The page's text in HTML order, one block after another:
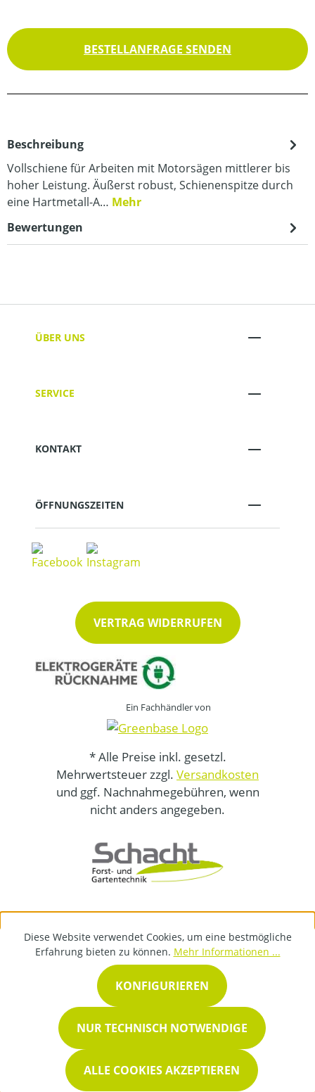
BESTELLANFRAGE SENDEN
Beschreibung
Vollschiene für Arbeiten mit Motorsägen mittlerer bis
hoher Leistung. Äußerst robust, Schienenspitze durch
eine Hartmetall-A… Mehr
Bewertungen
ÜBER UNS
SERVICE
KONTAKT
ÖFFNUNGSZEITEN
VERTRAG WIDERRUFEN
Ein Fachhändler von
* Alle Preise inkl. gesetzl.
Mehrwertsteuer zzgl. Versandkosten
und ggf. Nachnahmegebühren, wenn
nicht anders angegeben.
Diese Website verwendet Cookies, um eine bestmögliche
Erfahrung bieten zu können. Mehr Informationen ...
NUR TECHNISCH NOTWENDIGE
KONFIGURIEREN
ALLE COOKIES AKZEPTIEREN